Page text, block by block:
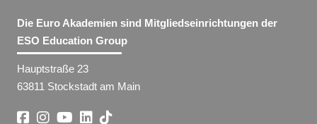
Die Euro Akademien sind Mitgliedseinrichtungen der
ESO Education Group
Hauptstraße 23
63811 Stockstadt am Main